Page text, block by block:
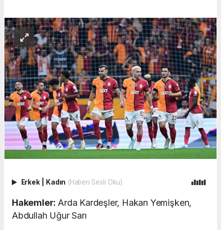
Erkek Kadın (Haberi Sesli Oku)
Hakemler: Arda Kardeşler, Hakan Yemişken,
Abdullah Uğur Sarı